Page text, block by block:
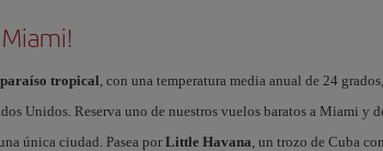
Miami!
paraíso tropical, con una temperatura media anual de 24 grados,
Unidos. Reserva uno de nuestros vuelos baratos a Miami y
única ciudad. Pasea por Little Havana, un trozo de Cuba